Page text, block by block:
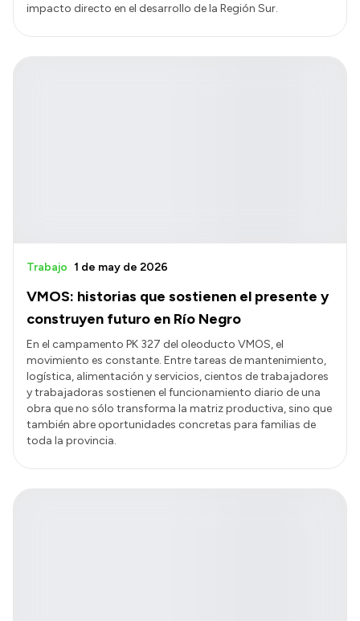
impacto directo en el desarrollo de la Región Sur.
VMOS: historias que sostienen el presente y
construyen futuro en Río Negro
Trabajo 1 de may de 2026
En el campamento PK 327 del oleoducto VMOS, el
movimiento es constante. Entre tareas de mantenimiento,
logística, alimentación y servicios, cientos de trabajadores
y trabajadoras sostienen el funcionamiento diario de una
obra que no sólo transforma la matriz productiva, sino que
también abre oportunidades concretas para familias de
toda la provincia.